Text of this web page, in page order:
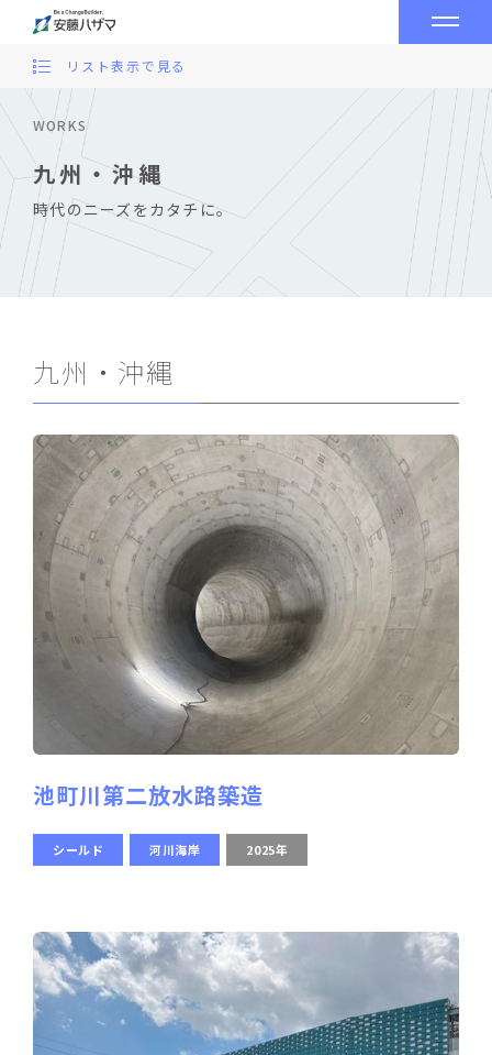
WORKS
九州・沖縄
時代のニーズをカタチに。
リスト表示で見る
九州・沖縄
池町川第二放水路築造
シールド 河川海岸 2025年